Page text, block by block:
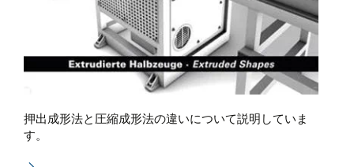
押出成形法と圧縮成形法の違いについて説明していま
す。